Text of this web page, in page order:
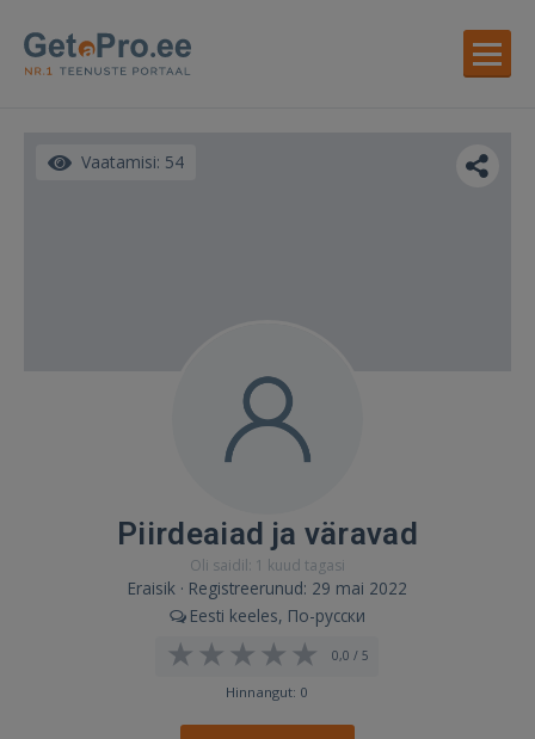
Vaatamisi: 54
Piirdeaiad ja väravad
Oli saidil: 1 kuud tagasi
Eraisik · Registreerunud: 29 mai 2022
Eesti keeles, По-русски
0,0 / 5
Hinnangut: 0